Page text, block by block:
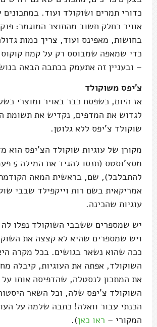
כדורי תמרים ושוקולד ועוד.
אוויר כחלק חשוב מהתוצר המוגמר:
בחושות, מאפינס ועוד, צריך כמות
כדי שמאפה שמבוסס רק על קמח קוקוס
– ובעניין זה אתעמק בכתבה הבאה
צ'יפס משוקולד
אז היום, כשפסח כבר באויר ומוצרי
לגדוש את המדפים, נקדיש את תשומת
שוקולד צ'יפס ללא גלוטן.
מקורן של עוגיות שוקולד הצ'יפס הוא
מסצ'וסטס
להתבלבל), שם, בראשית המאה
אמריקאית בשם רות וייקפילד שבבי
עוגיות שהכינה.
יש שמספרים ששבבי השוקולד נפלו
ויש שמספרים שהיא לא קצצה את
ככה שהוא נשאר בגושים. בכל מקרה
השוקולד, אפתה את העוגיות, קיבלה
את המתכון לנסטלה, שהדפיסה אותו על
השוקולד צ'יפס שלה, וכל השאר
הכנתי עבור וואלה! כתבה שלמה על
המקורי – ראו כאן).